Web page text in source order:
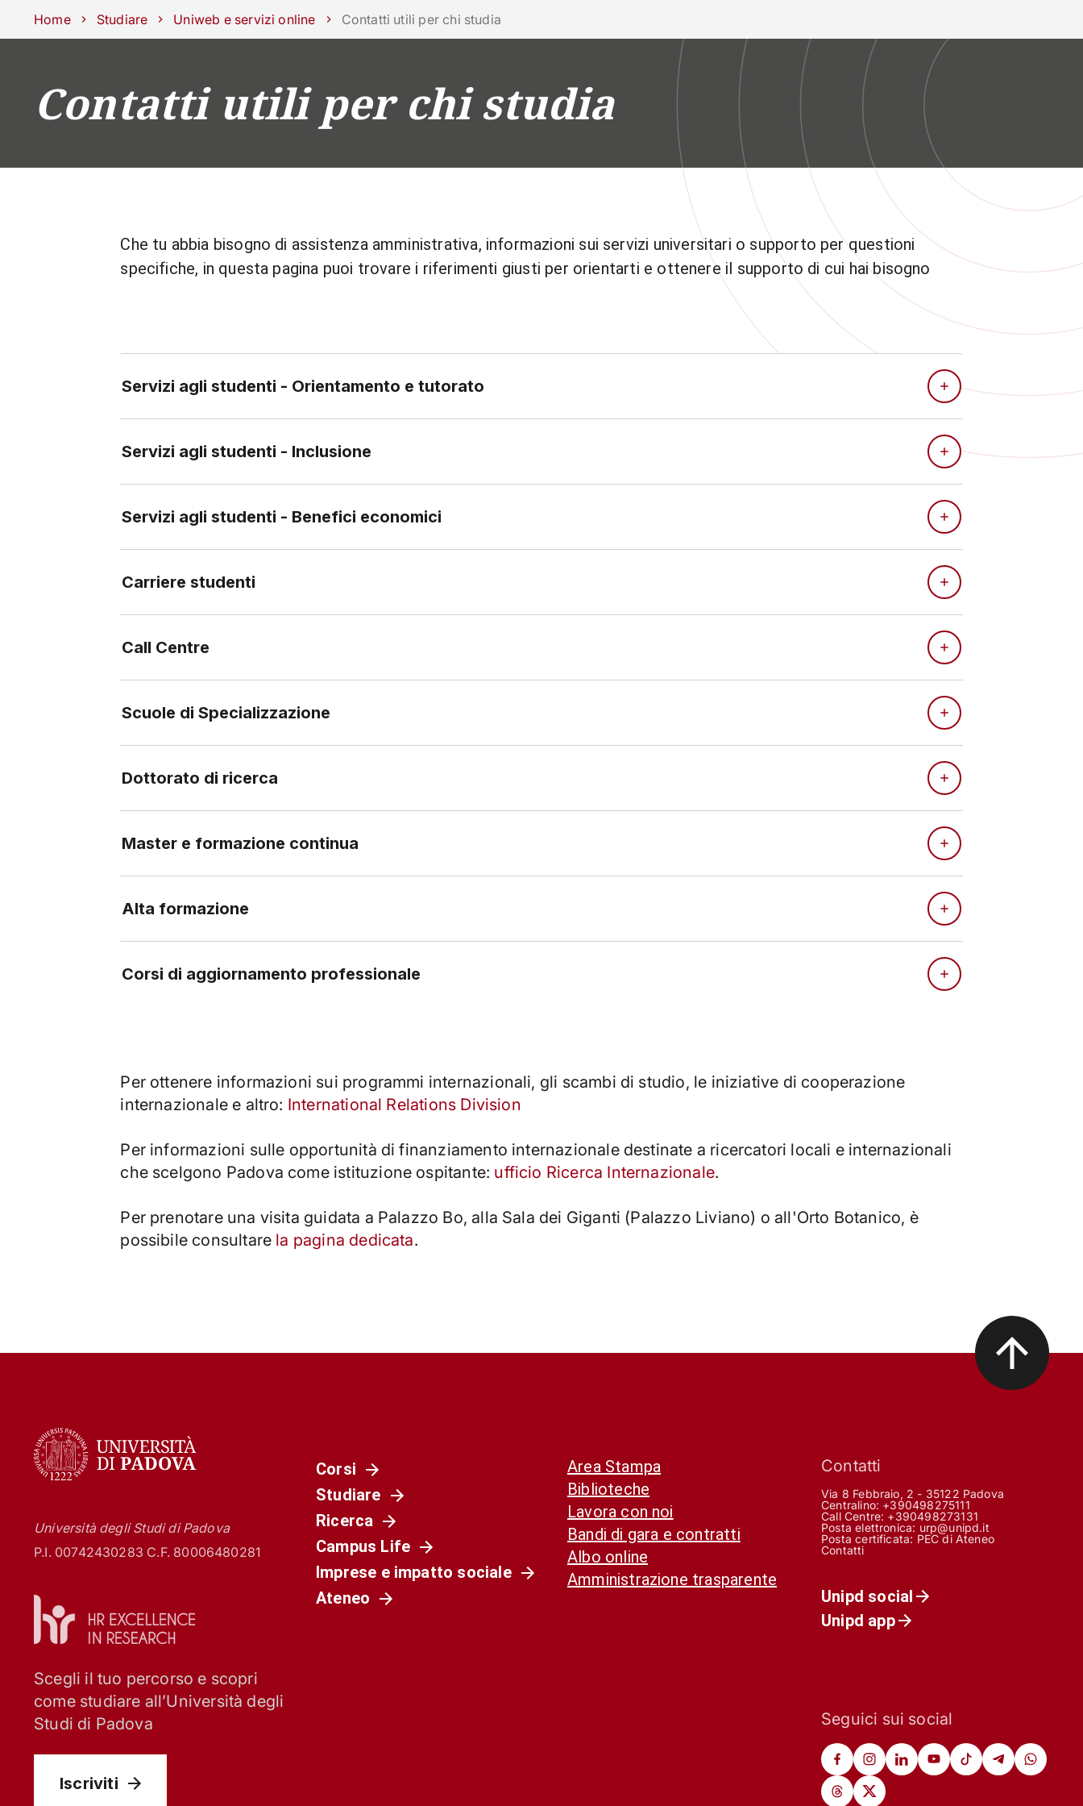
Scuole DipartimentiCentri Sostieni UnipdArea stampa Lavora con noi
CORSI STUDIARE RICERCA CAMPUS LIFE IMPRESE E IMPATTO SOCIALE
Home Studiare Uniweb e servizi online Contatti utili per chi studia
Contatti utili per chi studia
Che tu abbia bisogno di assistenza amministrativa, informazioni sui servizi universitari o supporto per questioni
specifiche, in questa pagina puoi trovare i riferimenti giusti per orientarti e ottenere il supporto di cui hai bisogno
Servizi agli studenti - Orientamento e tutorato
Servizi agli studenti - Inclusione
Servizi agli studenti - Benefici economici
Carriere studenti
Call Centre
Scuole di Specializzazione
Dottorato di ricerca
Master e formazione continua
Alta formazione
Corsi di aggiornamento professionale
Per ottenere informazioni sui programmi internazionali, gli scambi di studio, le iniziative di cooperazione
internazionale e altro: International Relations Division
Per informazioni sulle opportunità di finanziamento internazionale destinate a ricercatori locali e internazionali
che scelgono Padova come istituzione ospitante: ufficio Ricerca Internazionale.
Per prenotare una visita guidata a Palazzo Bo, alla Sala dei Giganti (Palazzo Liviano) o all'Orto Botanico, è
possibile consultare la pagina dedicata.
Università degli Studi di Padova
P.I. 00742430283 C.F. 80006480281
Scegli il tuo percorso e scopri
come studiare all’Università degli
Studi di Padova
Iscriviti
Corsi
Studiare
Ricerca
Campus Life
Imprese e impatto sociale
Ateneo
Area Stampa
Biblioteche
Lavora con noi
Bandi di gara e contratti
Albo online
Amministrazione trasparente
Contatti
Via 8 Febbraio, 2 - 35122 Padova
Centralino: +390498275111
Call Centre: +390498273131
Posta elettronica: urp@unipd.it
Posta certificata: PEC di Ateneo
Contatti
Unipd social
Unipd app
Seguici sui social